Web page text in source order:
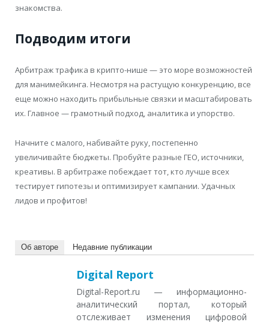
знакомства.
Подводим итоги
Арбитраж трафика в крипто-нише — это море возможностей
для манимейкинга. Несмотря на растущую конкуренцию, все
еще можно находить прибыльные связки и масштабировать
их. Главное — грамотный подход, аналитика и упорство.
Начните с малого, набивайте руку, постепенно
увеличивайте бюджеты. Пробуйте разные ГЕО, источники,
креативы. В арбитраже побеждает тот, кто лучше всех
тестирует гипотезы и оптимизирует кампании. Удачных
лидов и профитов!
Об авторе Недавние публикации
Digital Report
Digital-Report.ru — информационно-
аналитический портал, который
отслеживает изменения цифровой